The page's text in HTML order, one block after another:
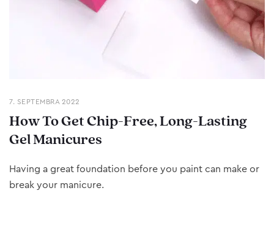
7. SEPTEMBRA 2022
How To Get Chip-Free, Long-Lasting
Gel Manicures
Having a great foundation before you paint can make or
break your manicure.